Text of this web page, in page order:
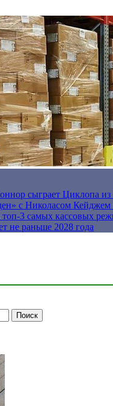
сыграет Циклопа
с Николасом Кейджем
3 самых кассовых
не раньше 2028 года